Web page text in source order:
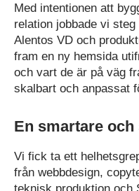
Med intentionen att
relation jobbade vi
Alentos VD och
fram en ny hemsida
och vart de är på väg
skalbart och anpassat
En smartare
Vi fick ta ett
från webbdesign,